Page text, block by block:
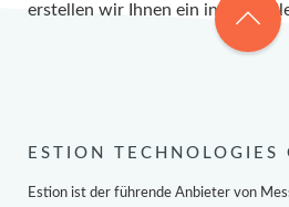
erstellen wir Ihnen ein
ESTION TECHNOLOGIES
Estion ist der führende Anbieter von